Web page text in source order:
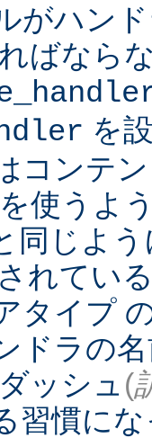
がハン
ばなら
を
コンテ
使うよ
同じよ
れてい
タイプ
ドラの
ッシュ (
習慣に